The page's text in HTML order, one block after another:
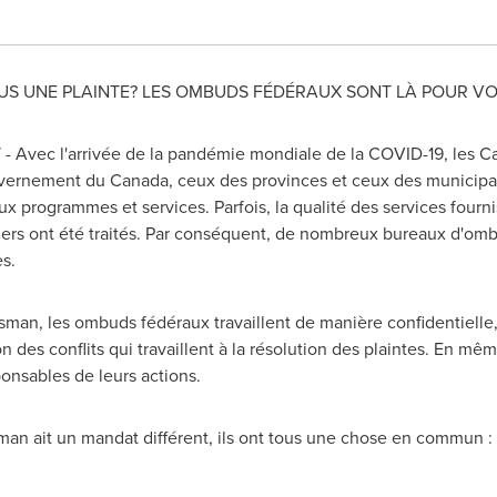
UNE PLAINTE? LES OMBUDS FÉDÉRAUX SONT LÀ POUR
Avec l'arrivée de la pandémie mondiale de la COVID-19, les
du Canada, ceux des provinces et ceux des
programmes et services. Parfois, la qualité des services
ont été traités. Par conséquent, de nombreux bureaux
les ombuds fédéraux travaillent de manière
des conflits qui travaillent à la résolution des plaintes. En
de leurs actions.
ait un mandat différent, ils ont tous une chose en commun